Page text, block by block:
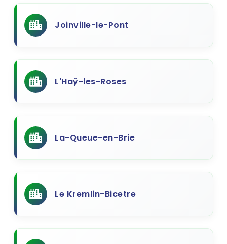
Joinville-le-Pont
L'Haÿ-les-Roses
La-Queue-en-Brie
Le Kremlin-Bicetre